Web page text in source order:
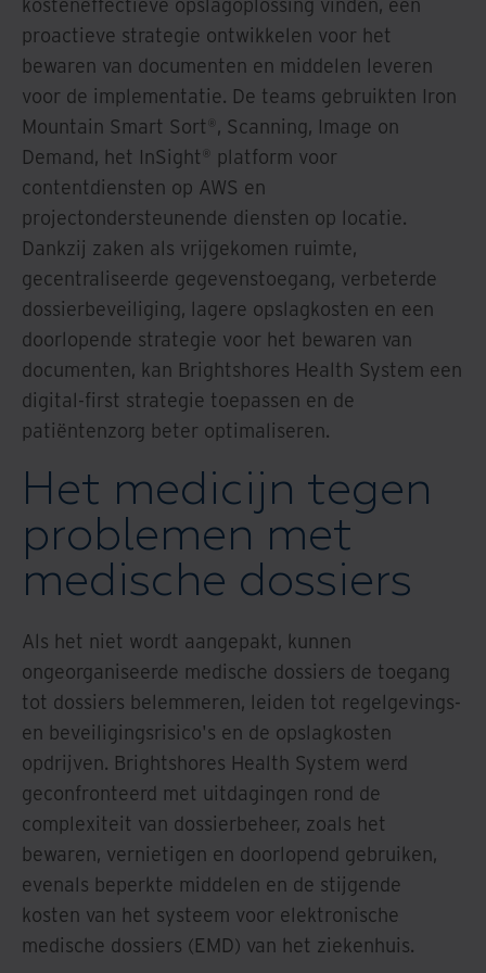
proactieve strategie ontwikkelen voor het
bewaren van documenten en middelen leveren
voor de implementatie. De teams gebruikten Iron
Mountain Smart Sort®, Scanning, Image on
Demand, het InSight® platform voor
contentdiensten op AWS en
projectondersteunende diensten op locatie.
Dankzij zaken als vrijgekomen ruimte,
gecentraliseerde gegevenstoegang, verbeterde
dossierbeveiliging, lagere opslagkosten en een
doorlopende strategie voor het bewaren van
documenten, kan Brightshores Health System een
digital-first strategie toepassen en de
patiëntenzorg beter optimaliseren.
Het medicijn tegen
problemen met
medische dossiers
Als het niet wordt aangepakt, kunnen
ongeorganiseerde medische dossiers de toegang
tot dossiers belemmeren, leiden tot regelgevings-
en beveiligingsrisico's en de opslagkosten
opdrijven. Brightshores Health System werd
geconfronteerd met uitdagingen rond de
complexiteit van dossierbeheer, zoals het
bewaren, vernietigen en doorlopend gebruiken,
evenals beperkte middelen en de stijgende
kosten van het systeem voor elektronische
medische dossiers (EMD) van het ziekenhuis.